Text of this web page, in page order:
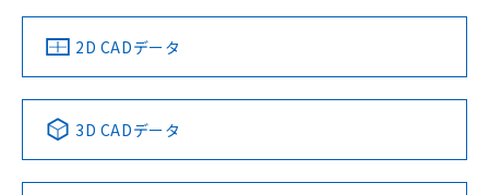
中国 RoHS 注意事項・凡例
Pb Hg Cd Cr(VI)
2D CADデータ
3D CADデータ